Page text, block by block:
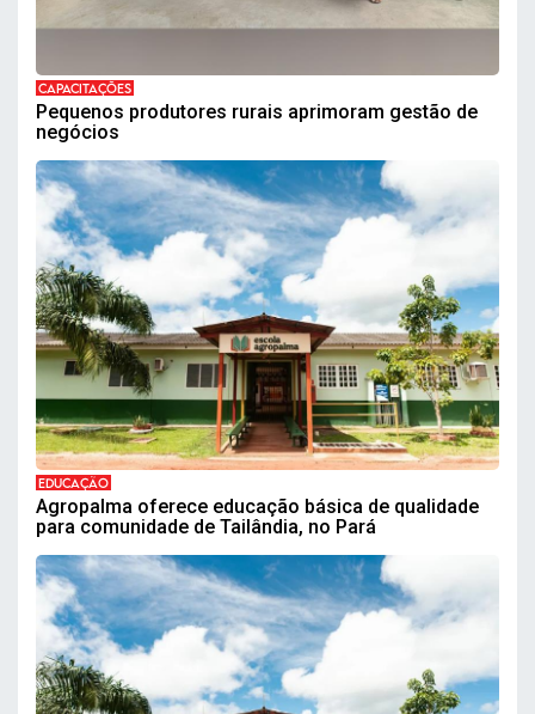
CAPACITAÇÕES
Pequenos produtores rurais aprimoram gestão de
negócios
EDUCAÇÃO
Agropalma oferece educação básica de qualidade
para comunidade de Tailândia, no Pará